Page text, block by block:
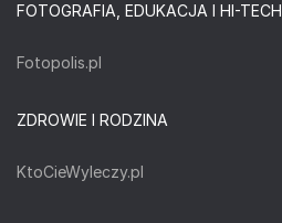
FOTOGRAFIA, EDUKACJA I HI-TECH
Fotopolis.pl
ZDROWIE I RODZINA
KtoCieWyleczy.pl